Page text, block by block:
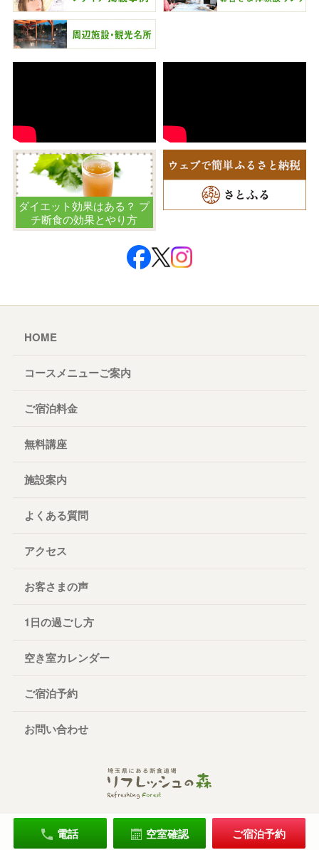
ダイエット効果はある？ プ
チ断食の効果とやり方
HOME
コースメニューご案内
ご宿泊料金
無料講座
施設案内
よくある質問
アクセス
お客さまの声
1日の過ごし方
空き室カレンダー
ご宿泊予約
お問い合わせ
電話 空室確認 ご宿泊予約